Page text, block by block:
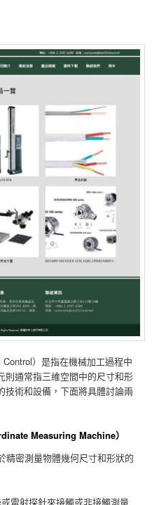
）是指在機械加工過程中
則通常指三維空間中的尺寸和形
技術和設備，下面將具體討論兩
Measuring Machine）
精密測量物體幾何尺寸和形狀的
雷射探針來接觸或非接觸測量